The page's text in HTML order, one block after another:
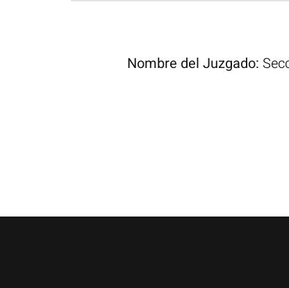
Nombre del Juzgado: